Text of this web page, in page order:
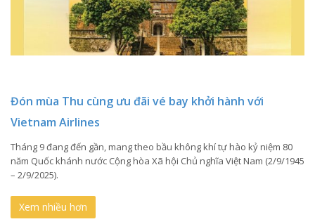
Đón mùa Thu cùng ưu đãi vé bay khởi hành với
Vietnam Airlines
Tháng 9 đang đến gần, mang theo bầu không khí tự hào kỷ niệm 80
năm Quốc khánh nước Cộng hòa Xã hội Chủ nghĩa Việt Nam (2/9/1945
– 2/9/2025).
Xem nhiều hơn